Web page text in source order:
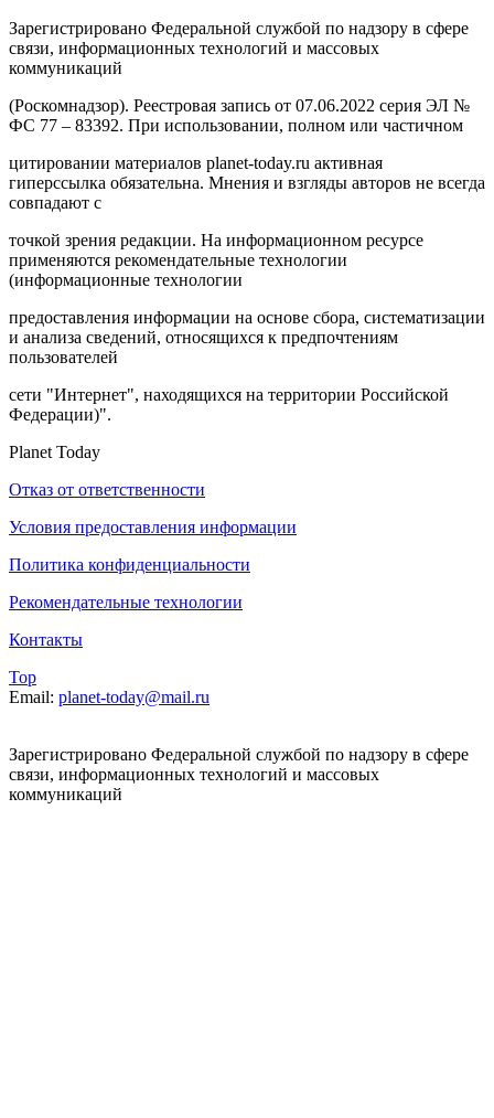
Зарегистрировано Федеральной службой по надзору в сфере
связи, информационных технологий и массовых
коммуникаций
(Роскомнадзор). Реестровая запись от 07.06.2022 серия ЭЛ №
ФС 77 – 83392. При использовании, полном или частичном
цитировании материалов planet-today.ru активная
гиперссылка обязательна. Мнения и взгляды авторов не всегда
совпадают с
точкой зрения редакции. На информационном ресурсе
применяются рекомендательные технологии
(информационные технологии
предоставления информации на основе сбора, систематизации
и анализа сведений, относящихся к предпочтениям
пользователей
сети "Интернет", находящихся на территории Российской
Федерации)".
Planet Today
Отказ от ответственности
Условия предоставления информации
Политика конфиденциальности
Рекомендательные технологии
Контакты
Top
Email: planet-today@mail.ru
Зарегистрировано Федеральной службой по надзору в сфере
связи, информационных технологий и массовых
коммуникаций